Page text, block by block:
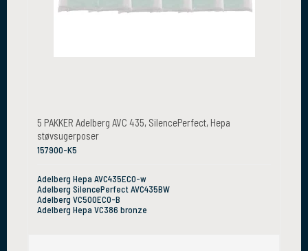
5 PAKKER Adelberg AVC 435, SilencePerfect, Hepa
støvsugerposer
157900-K5
Adelberg Hepa AVC435ECO-w
Adelberg SilencePerfect AVC435BW
Adelberg VC500ECO-B
Adelberg Hepa VC386 bronze